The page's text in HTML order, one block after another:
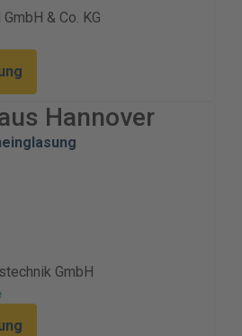
& Co. KG
Hannover
GmbH